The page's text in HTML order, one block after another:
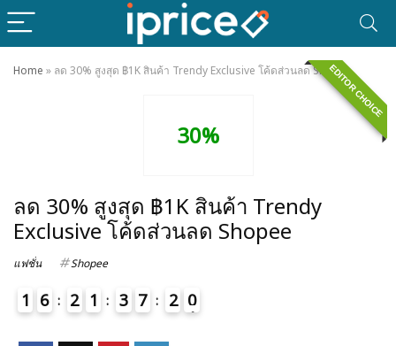
Home » ลด 30% สูงสุด ฿1K สินค้า Trendy Exclusive โค้ดส่วนลด ShopeeEDITOR CHOICE
30%
ลด 30% สูงสุด ฿1K สินค้า Trendy
Exclusive โค้ดส่วนลด Shopee
แฟชั่น Shopee
1 6 2 1 3 7 2 0